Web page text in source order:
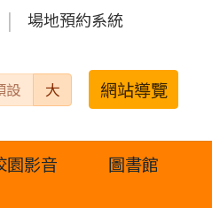
場地預約系統
設 大 網站導覽
園影音
圖書館